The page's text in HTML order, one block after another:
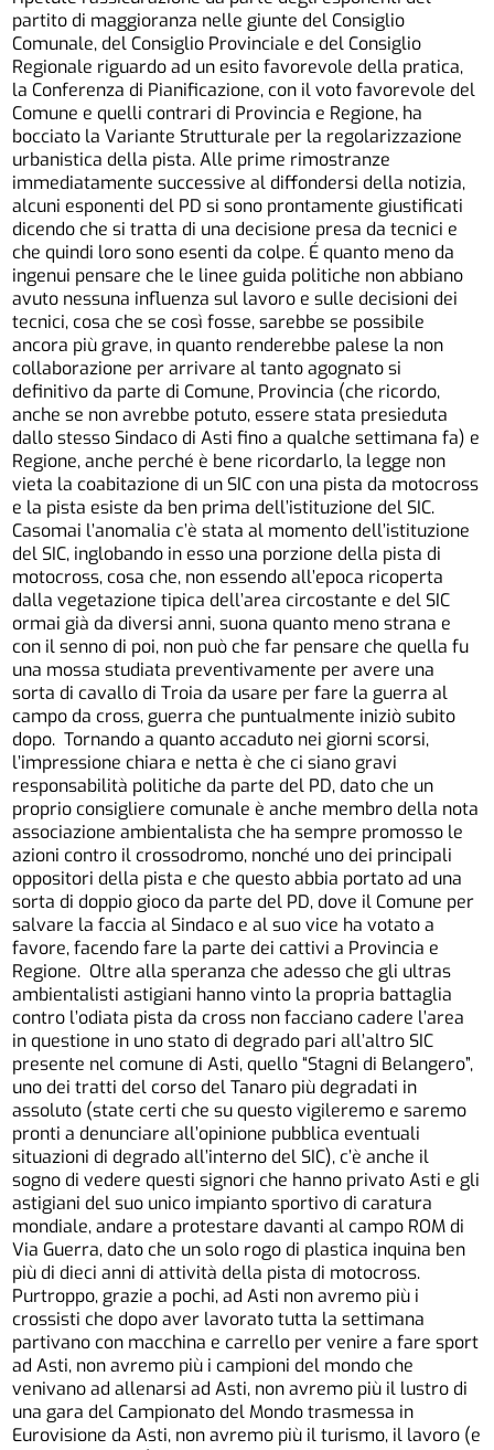
partito di maggioranza nelle giunte del Consiglio
Comunale, del Consiglio Provinciale e del Consiglio
Regionale riguardo ad un esito favorevole della pratica,
la Conferenza di Pianificazione, con il voto favorevole del
Comune e quelli contrari di Provincia e Regione, ha
bocciato la Variante Strutturale per la regolarizzazione
urbanistica della pista. Alle prime rimostranze
immediatamente successive al diffondersi della notizia,
alcuni esponenti del PD si sono prontamente giustificati
dicendo che si tratta di una decisione presa da tecnici e
che quindi loro sono esenti da colpe. É quanto meno da
ingenui pensare che le linee guida politiche non abbiano
avuto nessuna influenza sul lavoro e sulle decisioni dei
tecnici, cosa che se così fosse, sarebbe se possibile
ancora più grave, in quanto renderebbe palese la non
collaborazione per arrivare al tanto agognato si
definitivo da parte di Comune, Provincia (che ricordo,
anche se non avrebbe potuto, essere stata presieduta
dallo stesso Sindaco di Asti fino a qualche settimana fa) e
Regione, anche perché è bene ricordarlo, la legge non
vieta la coabitazione di un SIC con una pista da motocross
e la pista esiste da ben prima dell’istituzione del SIC.
Casomai l’anomalia c’è stata al momento dell’istituzione
del SIC, inglobando in esso una porzione della pista di
motocross, cosa che, non essendo all’epoca ricoperta
dalla vegetazione tipica dell’area circostante e del SIC
ormai già da diversi anni, suona quanto meno strana e
con il senno di poi, non può che far pensare che quella fu
una mossa studiata preventivamente per avere una
sorta di cavallo di Troia da usare per fare la guerra al
campo da cross, guerra che puntualmente iniziò subito
dopo. Tornando a quanto accaduto nei giorni scorsi,
l’impressione chiara e netta è che ci siano gravi
responsabilità politiche da parte del PD, dato che un
proprio consigliere comunale è anche membro della nota
associazione ambientalista che ha sempre promosso le
azioni contro il crossodromo, nonché uno dei principali
oppositori della pista e che questo abbia portato ad una
sorta di doppio gioco da parte del PD, dove il Comune per
salvare la faccia al Sindaco e al suo vice ha votato a
favore, facendo fare la parte dei cattivi a Provincia e
Regione. Oltre alla speranza che adesso che gli ultras
ambientalisti astigiani hanno vinto la propria battaglia
contro l’odiata pista da cross non facciano cadere l’area
in questione in uno stato di degrado pari all’altro SIC
presente nel comune di Asti, quello “Stagni di Belangero”,
uno dei tratti del corso del Tanaro più degradati in
assoluto (state certi che su questo vigileremo e saremo
pronti a denunciare all’opinione pubblica eventuali
situazioni di degrado all’interno del SIC), c’è anche il
sogno di vedere questi signori che hanno privato Asti e gli
astigiani del suo unico impianto sportivo di caratura
mondiale, andare a protestare davanti al campo ROM di
Via Guerra, dato che un solo rogo di plastica inquina ben
più di dieci anni di attività della pista di motocross.
Purtroppo, grazie a pochi, ad Asti non avremo più i
crossisti che dopo aver lavorato tutta la settimana
partivano con macchina e carrello per venire a fare sport
ad Asti, non avremo più i campioni del mondo che
venivano ad allenarsi ad Asti, non avremo più il lustro di
una gara del Campionato del Mondo trasmessa in
Eurovisione da Asti, non avremo più il turismo, il lavoro (e